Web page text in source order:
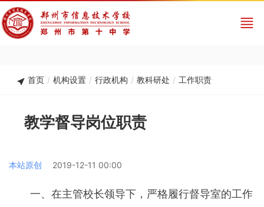
首页 / 机构设置 / 行政机构 / 教科研处 / 工作职责
教学督导岗位职责
本站原创 2019-12-11 00:00
一、在主管校长领导下，严格履行督导室的工作